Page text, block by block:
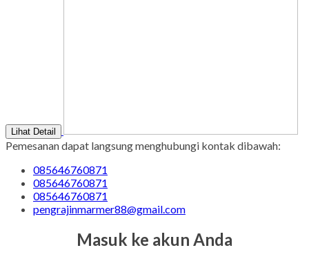
Lihat Detail
Pemesanan dapat langsung menghubungi kontak dibawah:
085646760871
085646760871
085646760871
pengrajinmarmer88@gmail.com
Masuk ke akun Anda